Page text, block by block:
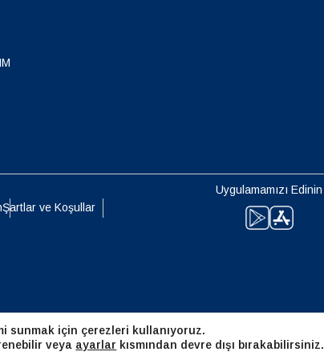
Şartlar ve Koşullar
Uygulamamızı Edinin
繁體中文
GBP - İngiliz Sterlini
NZD - Yeni Zelanda Doları
sunmak için çerezleri kullanıyoruz.
veya ayarlar kısmından devre dışı bırakabilirsiniz.